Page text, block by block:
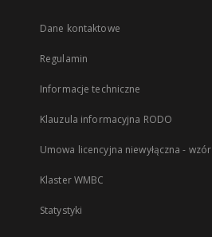
Dane kontaktowe
Regulamin
Informacje techniczne
Klauzula informacyjna RODO
Umowa licencyjna niewyłączna - wzór
Klaster WMBC
Statystyki